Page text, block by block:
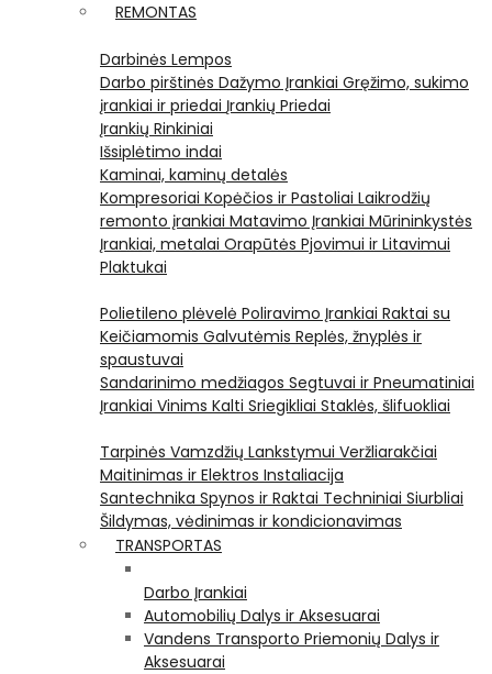
REMONTAS
Darbinės Lempos
Darbo pirštinės Dažymo Įrankiai Gręžimo, sukimo
įrankiai ir priedai Įrankių Priedai
Įrankių Rinkiniai
Išsiplėtimo indai
Kaminai, kaminų detalės
Kompresoriai Kopėčios ir Pastoliai Laikrodžių
remonto įrankiai Matavimo Įrankiai Mūrininkystės
Įrankiai, metalai Orapūtės Pjovimui ir Litavimui
Plaktukai
Polietileno plėvelė Poliravimo Įrankiai Raktai su
Keičiamomis Galvutėmis Replės, žnyplės ir
spaustuvai
Sandarinimo medžiagos Segtuvai ir Pneumatiniai
Įrankiai Vinims Kalti Sriegikliai Staklės, šlifuokliai
Tarpinės Vamzdžių Lankstymui Veržliarakčiai
Maitinimas ir Elektros Instaliacija
Santechnika Spynos ir Raktai Techniniai Siurbliai
Šildymas, vėdinimas ir kondicionavimas
TRANSPORTAS
Darbo Įrankiai
Automobilių Dalys ir Aksesuarai
Vandens Transporto Priemonių Dalys ir
Aksesuarai